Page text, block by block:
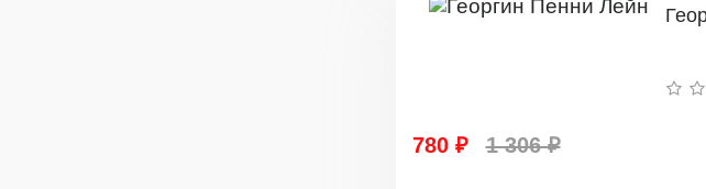
780 ₽ 1 306 ₽